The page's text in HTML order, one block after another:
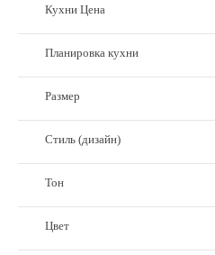
Кухни Цена
Планировка кухни
Размер
Стиль (дизайн)
Тон
Цвет